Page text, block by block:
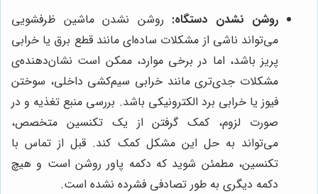
روشن نشدن دستگاه: روشن نشدن ماشین ظرفشویی
می‌تواند ناشی از مشکلات ساده‌ای مانند قطع برق یا خرابی
پریز باشد، اما در برخی موارد، ممکن است نشان‌دهنده‌ی
مشکلات جدی‌تری مانند خرابی سیم‌کشی داخلی، سوختن
فیوز یا خرابی برد الکترونیکی باشد. بررسی منبع تغذیه و در
صورت لزوم، کمک گرفتن از یک تکنسین متخصص،
می‌تواند به حل این مشکل کمک کند. قبل از تماس با
تکنسین، مطمئن شوید که دکمه پاور روشن است و هیچ
دکمه دیگری به طور تصادفی فشرده نشده است.